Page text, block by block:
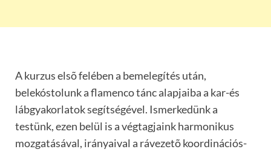
A kurzus elsõ felében a bemelegítés után,
belekóstolunk a flamenco tánc alapjaiba a kar-és
lábgyakorlatok segítségével. Ismerkedünk a
testünk, ezen belül is a végtagjaink harmonikus
mozgatásával, irányaival a rávezetõ koordinációs-